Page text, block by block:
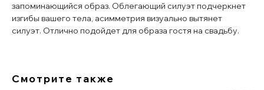
запоминающийся образ. Облегающий силуэт подчеркнет
изгибы вашего тела, асимметрия визуально вытянет
силуэт. Отлично подойдет для образа гостя на свадьбу.
Смотрите также